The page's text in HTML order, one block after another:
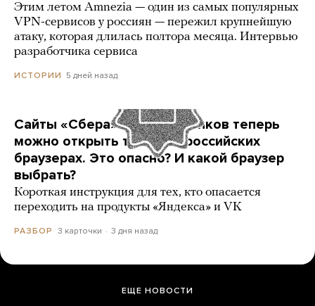
Этим летом Amnezia — один из самых популярных
VPN-сервисов у россиян — пережил крупнейшую
атаку, которая длилась полтора месяца. Интервью
разработчика сервиса
ИСТОРИИ 5 дней назад
Сайты «Сбера» и других банков теперь
можно открыть только в российских
браузерах. Это опасно? И какой браузер
выбрать?
Короткая инструкция для тех, кто опасается
переходить на продукты «Яндекса» и VK
РАЗБОР 3 карточки 3 дня назад
ЕЩЕ НОВОСТИ